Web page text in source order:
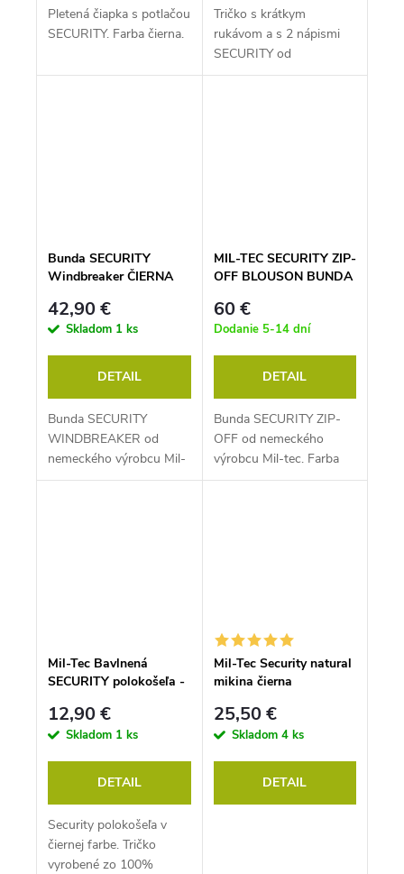
Pletená čiapka s potlačou
SECURITY. Farba čierna.
Tričko s krátkym
rukávom a s 2 nápismi
SECURITY od
nemeckého výrobcu Mil-
Bunda SECURITY
Windbreaker ČIERNA
42,90 €
Skladom 1 ks
DETAIL
Bunda SECURITY
WINDBREAKER od
nemeckého výrobcu Mil-
tec. Farba čierna.
MIL-TEC SECURITY ZIP-
OFF BLOUSON BUNDA
60 €
Dodanie 5-14 dní
DETAIL
Bunda SECURITY ZIP-
OFF od nemeckého
výrobcu Mil-tec. Farba
čierna.
Mil-Tec Bavlnená
SECURITY polokošeľa -
12,90 €
Skladom 1 ks
DETAIL
Security polokošeľa v
čiernej farbe. Tričko
vyrobené zo 100%
Mil-Tec Security natural
mikina čierna
25,50 €
Skladom 4 ks
DETAIL